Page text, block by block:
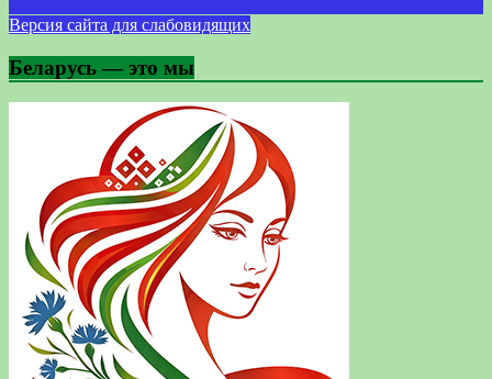
Версия сайта для слабовидящих
Беларусь — это мы